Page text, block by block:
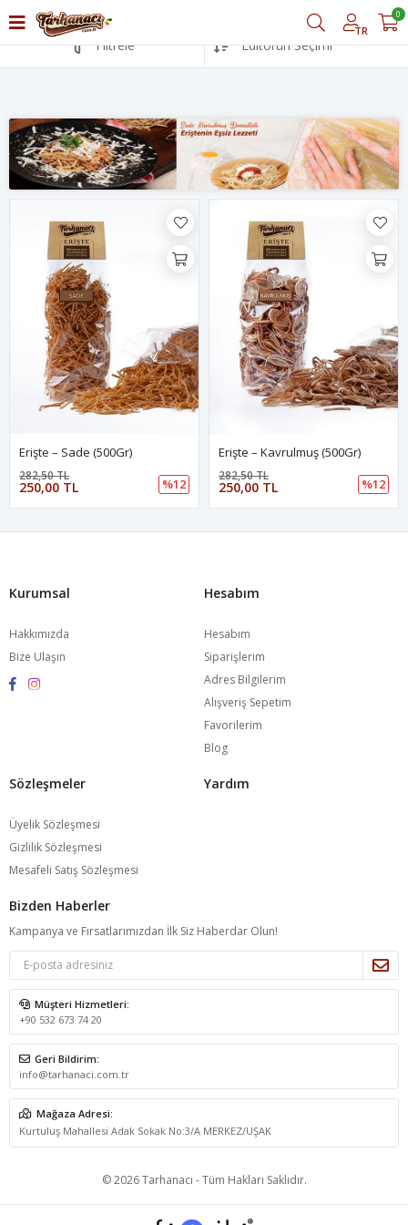
TR
0
Filtrele
Erişte – Sade (500Gr)
250,00 TL
282,50 TL
%12
Erişte – Kavrulmuş (500Gr)
250,00 TL
282,50 TL
%12
Kurumsal
Hakkımızda
Bize Ulaşın
Hesabım
Hesabım
Siparişlerim
Adres Bilgilerim
Alışveriş Sepetim
Favorilerim
Blog
Sözleşmeler
Üyelik Sözleşmesi
Gizlilik Sözleşmesi
Mesafeli Satış Sözleşmesi
Yardım
Bizden Haberler
Kampanya ve Fırsatlarımızdan İlk Siz Haberdar Olun!
Müşteri Hizmetleri:
+90 532 673 74 20
Geri Bildirim:
info@tarhanaci.com.tr
Mağaza Adresi:
Kurtuluş Mahallesi Adak Sokak No:3/A MERKEZ/UŞAK
© 2026 Tarhanacı - Tüm Hakları Saklıdır.